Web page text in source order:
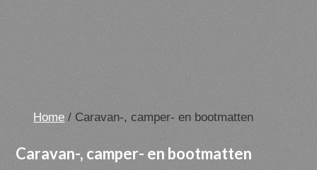
Home / Caravan-, camper- en bootmatten
Caravan-, camper- en bootmatten